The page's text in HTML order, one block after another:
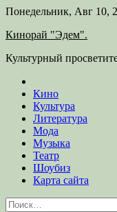
Skip
content
Понедельник, Авг 10,
Кинорай "Эдем".
Культурный
Кино
Культура
Литература
Мода
Музыка
Театр
Шоубиз
Карта сайта
Найти: